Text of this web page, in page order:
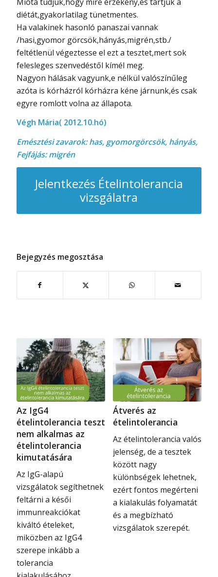
diétát,gyakorlatilag tünetmentes.
Ha valakinek hasonló panaszai vannak
/hasi,gyomor görcsök,hányás,migrén,stb./
feltétlenül végeztesse el ezt a tesztet,mert sok
felesleges szenvedéstől kímél meg.
Nagyon hálásak vagyunk,e nélkül valószínűleg
azóta is kórházról kórházra kéne járnunk,és csak
egyre romlott volna az állapota.
Végh Mária( 2012.10.hó)
Emésztési zavarok: has, gyomorgörcsök, hányás,
Fejfájás: migrén
Jelentkezés Ételintolerancia
vizsgálatra
Bejegyzés megosztása
Az IgG4
ételintolerancia teszt
nem alkalmas az
ételintolerancia
kimutatására
Az IgG-alapú
vizsgálatok segíthetnek
feltárni a késői
immunreakciókat
kiváltó ételeket,
miközben az IgG4
szerepe inkább a
tolerancia
Átverés az
ételintolerancia
Az ételintolerancia valós
jelenség, de a tesztek
között nagy
különbségek lehetnek,
ezért fontos megérteni
a kialakulás folyamatát
és a megbízható
vizsgálatok szerepét.